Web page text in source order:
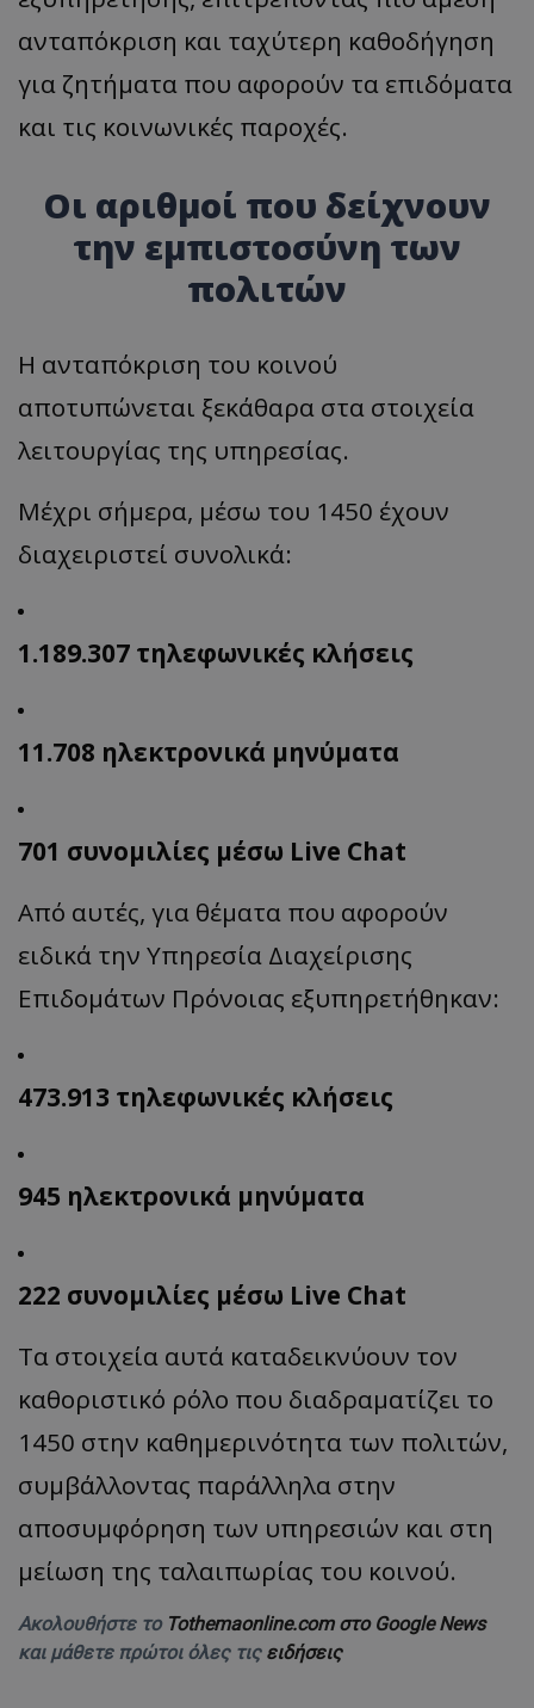
ανταπόκριση και ταχύτερη καθοδήγηση
για ζητήματα που αφορούν τα επιδόματα
και τις κοινωνικές παροχές.
Οι αριθμοί που δείχνουν
την εμπιστοσύνη των
πολιτών
Η ανταπόκριση του κοινού
αποτυπώνεται ξεκάθαρα στα στοιχεία
λειτουργίας της υπηρεσίας.
Μέχρι σήμερα, μέσω του 1450 έχουν
διαχειριστεί συνολικά:
1.189.307 τηλεφωνικές κλήσεις
11.708 ηλεκτρονικά μηνύματα
701 συνομιλίες μέσω Live Chat
Από αυτές, για θέματα που αφορούν
ειδικά την Υπηρεσία Διαχείρισης
Επιδομάτων Πρόνοιας εξυπηρετήθηκαν:
473.913 τηλεφωνικές κλήσεις
945 ηλεκτρονικά μηνύματα
222 συνομιλίες μέσω Live Chat
Τα στοιχεία αυτά καταδεικνύουν τον
καθοριστικό ρόλο που διαδραματίζει το
1450 στην καθημερινότητα των πολιτών,
συμβάλλοντας παράλληλα στην
αποσυμφόρηση των υπηρεσιών και στη
μείωση της ταλαιπωρίας του κοινού.
Ακολουθήστε το Tothemaonline.com στο Google News
και μάθετε πρώτοι όλες τις ειδήσεις